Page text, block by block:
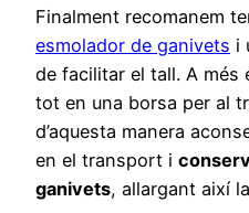
Finalment recomanem
esmolador de ganivets i
de facilitar el tall. A més
tot en una borsa per al
d’aquesta manera
en el transport i
ganivets, allargant així